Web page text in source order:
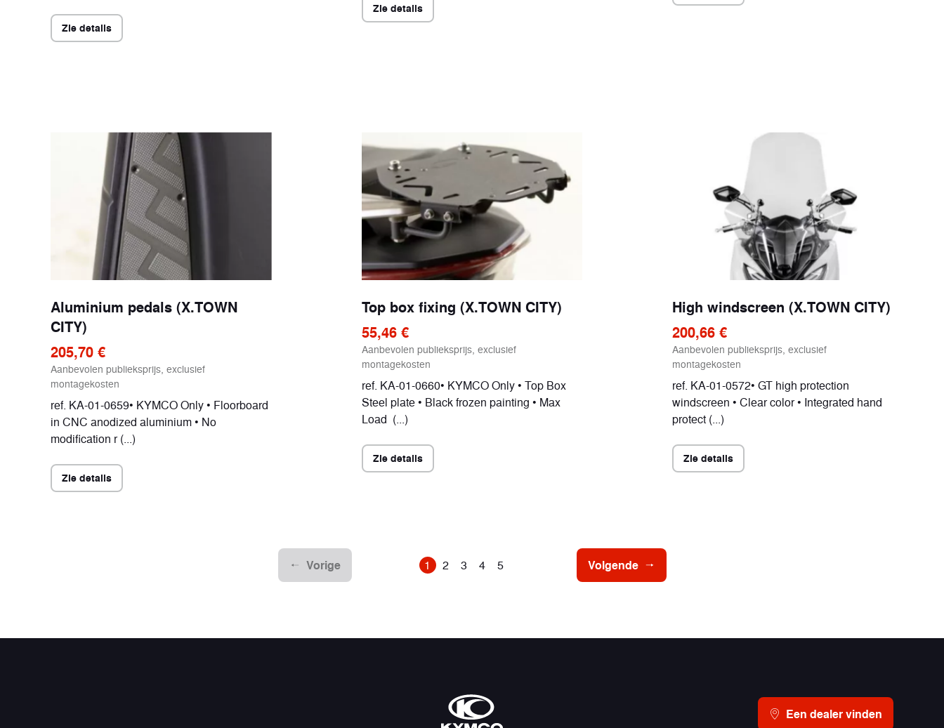
Zie details
Zie details
Aluminium pedals (X.TOWN
CITY)
205,70 €
Aanbevolen publieksprijs, exclusief
montagekosten
ref. KA-01-0659• KYMCO Only • Floorboard
in CNC anodized aluminium • No
modification r (...)
Zie details
Top box fixing (X.TOWN CITY)
55,46 €
Aanbevolen publieksprijs, exclusief
montagekosten
ref. KA-01-0660• KYMCO Only • Top Box
Steel plate • Black frozen painting • Max
Load (...)
Zie details
High windscreen (X.TOWN CITY)
200,66 €
Aanbevolen publieksprijs, exclusief
montagekosten
ref. KA-01-0572• GT high protection
windscreen • Clear color • Integrated hand
protect (...)
Zie details
Vorige 1 2 3 4 5 Volgende
Een dealer vinden